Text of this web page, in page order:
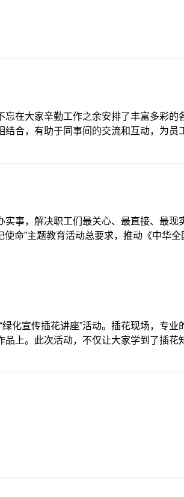
在大家辛勤工作之余安排了丰富多彩的
合，有助于同事间的交流和互动，为员
兴趣班：古筝是中国非常古老的汉民族
一种并不那么容易学成的乐器，单靠自
确的指导。学习古筝，能陶冶情
事，解决职工们最关心、最直接、最现
命”主题教育活动总要求，推动《中华全
课的同时，开设钢琴课、国学古诗、建
样的暑期时光。每一天都让孩子们体验
了不少新朋友，每一天都能和
化宣传插花讲座”活动。插花现场，专业
上。此次活动，不仅让大家学到了插花